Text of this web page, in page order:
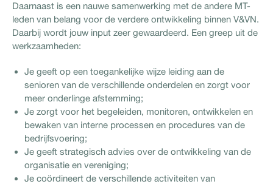
Daarnaast is een nauwe samenwerking met de andere MT-
leden van belang voor de verdere ontwikkeling binnen V&VN.
Daarbij wordt jouw input zeer gewaardeerd. Een greep uit de
werkzaamheden:
Je geeft op een toegankelijke wijze leiding aan de
senioren van de verschillende onderdelen en zorgt voor
meer onderlinge afstemming;
Je zorgt voor het begeleiden, monitoren, ontwikkelen en
bewaken van interne processen en procedures van de
bedrijfsvoering;
Je geeft strategisch advies over de ontwikkeling van de
organisatie en vereniging;
Je coördineert de verschillende activiteiten van